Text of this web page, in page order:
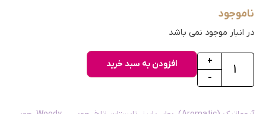
ناموجود
در انبار موجود نمی باشد
-
+ افزودن به سبد خرید